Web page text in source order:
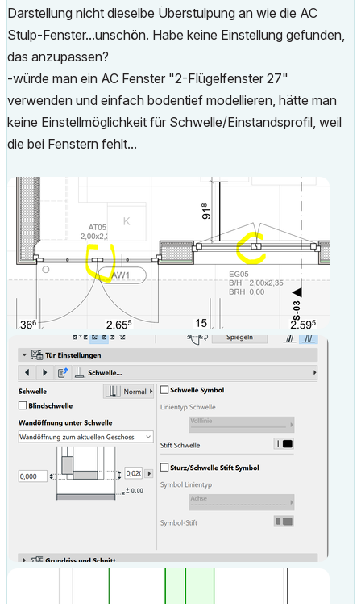
Darstellung nicht dieselbe Überstulpung an wie die AC
Stulp-Fenster...unschön. Habe keine Einstellung gefunden,
das anzupassen?
-würde man ein AC Fenster "2-Flügelfenster 27"
verwenden und einfach bodentief modellieren, hätte man
keine Einstellmöglichkeit für Schwelle/Einstandsprofil, weil
die bei Fenstern fehlt...